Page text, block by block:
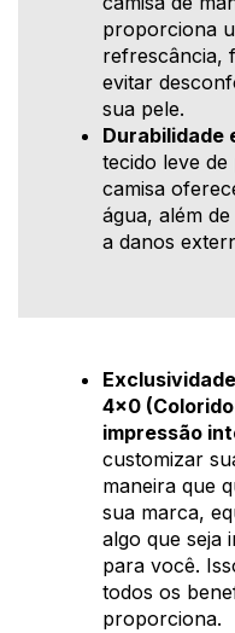
proporciona
refrescância,
evitar
sua pele.
Durabilidade
tecido leve
camisa
água, além
a danos
4x0
impressão
customizar
maneira que
sua marca,
algo que seja
para você.
todos os
proporciona.